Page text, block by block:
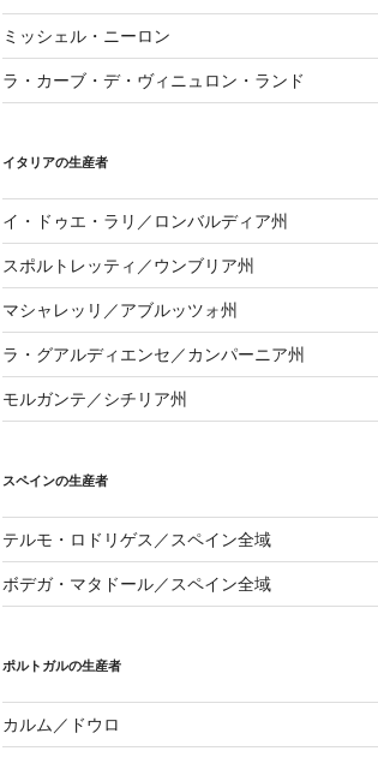
ミッシェル・ニーロン
ラ・カーブ・デ・ヴィニュロン・ランド
イタリアの生産者
イ・ドゥエ・ラリ／ロンバルディア州
スポルトレッティ／ウンブリア州
マシャレッリ／アブルッツォ州
ラ・グアルディエンセ／カンパーニア州
モルガンテ／シチリア州
スペインの生産者
テルモ・ロドリゲス／スペイン全域
ボデガ・マタドール／スペイン全域
ポルトガルの生産者
カルム／ドウロ